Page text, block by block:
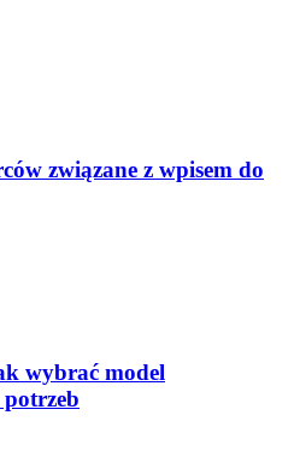
związane z wpisem do
wybrać model